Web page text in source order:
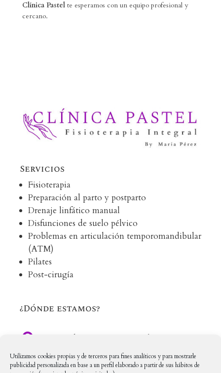
Utilizamos cookies propias y de terceros para fines analíticos y para mostrarle
publicidad personalizada en base a un perfil elaborado a partir de sus hábitos de
Clínica Pastelte esperamos con un equipo profesional y
cercano.
Servicios
Fisioterapia
Preparación al parto y postparto
Drenaje linfático manual
Disfunciones de suelo pélvico
Problemas en articulación temporomandibular
(ATM)
Pilates
Post-cirugía
¿Dónde estamos?

C/ Méndez Nuñez, 12, Local 16
28669 Boadilla del Monte, Madrid